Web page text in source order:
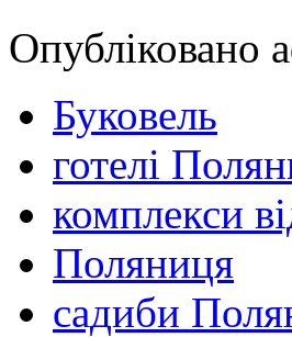
Опубліковано
Буковель
готелі
комплекси
Поляниця
садиби